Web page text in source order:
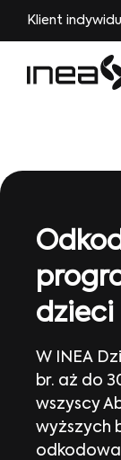
Klient
dzieci
W INEA
br. aż do
wszyscy
wyższych